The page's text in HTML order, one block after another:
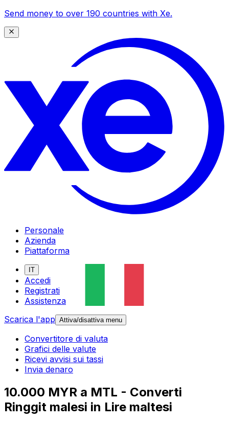
Send money to over 190 countries with Xe.
Personale
Azienda
Piattaforma
IT
Accedi
Registrati
Assistenza
Scarica l'app Attiva/disattiva menu
Convertitore di valuta
Grafici delle valute
Ricevi avvisi sui tassi
Invia denaro
10.000 MYR a MTL - Converti
Ringgit malesi in Lire maltesi